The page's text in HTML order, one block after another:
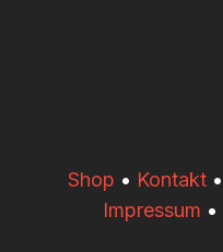
​​Shop • Kontakt •
Impressum •